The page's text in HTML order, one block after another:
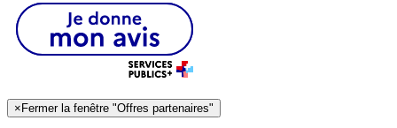
× Fermer la fenêtre "Offres partenaires"